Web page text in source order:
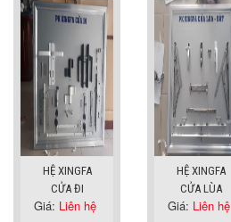
HỆ XINGFA
CỬA ĐI
Giá: Liên hệ
HỆ XINGFA
CỬA LÙA
Giá: Liên hệ